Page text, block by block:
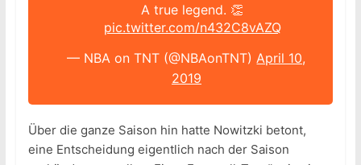
A true legend. 👏
pic.twitter.com/n432C8vAZQ
— NBA on TNT (@NBAonTNT)April 10,
2019
Über die ganze Saison hin hatte Nowitzki betont,
eine Entscheidung eigentlich nach der Saison